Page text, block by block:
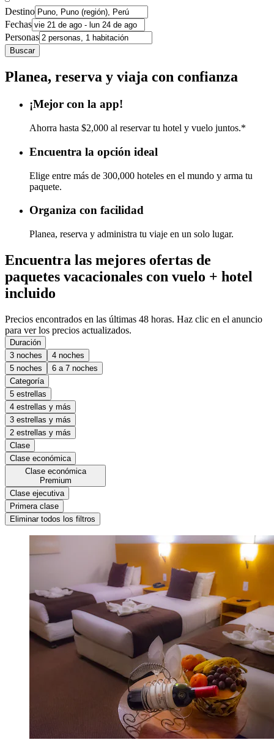
Destino
Fechas
Personas
Buscar
Planea, reserva y viaja con confianza
¡Mejor con la app!
Ahorra hasta $2,000 al reservar tu hotel y vuelo juntos.*
Encuentra la opción ideal
Elige entre más de 300,000 hoteles en el mundo y arma tu
paquete.
Organiza con facilidad
Planea, reserva y administra tu viaje en un solo lugar.
Encuentra las mejores ofertas de
paquetes vacacionales con vuelo + hotel
incluido
Precios encontrados en las últimas 48 horas. Haz clic en el anuncio
para ver los precios actualizados.
Duración
3 noches
4 noches
5 noches
6 a 7 noches
Categoría
5 estrellas
4 estrellas y más
3 estrellas y más
2 estrellas y más
Clase
Clase económica
Clase económica
Premium
Clase ejecutiva
Primera clase
Eliminar todos los filtros